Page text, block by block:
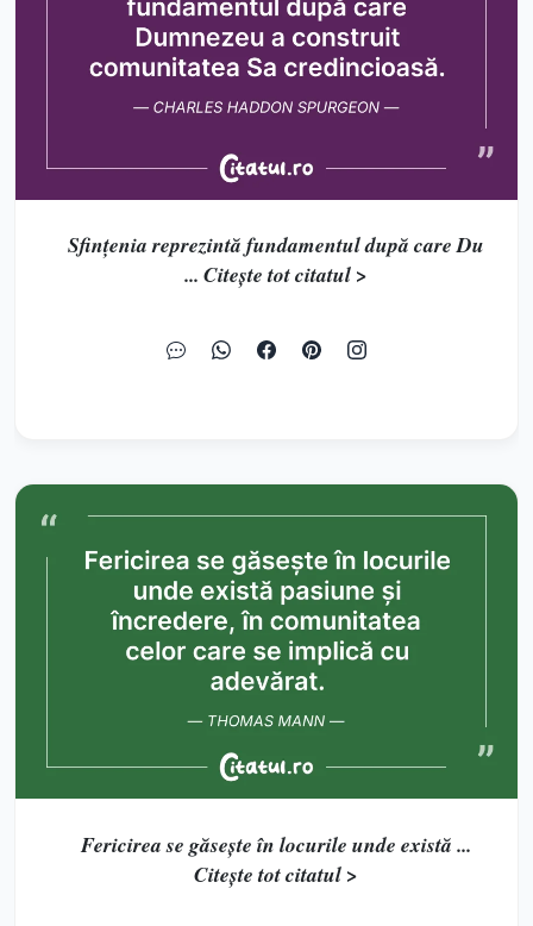
Sfințenia reprezintă fundamentul după care Du
... Citește tot citatul >
Fericirea se găsește în locurile unde există ...
Citește tot citatul >